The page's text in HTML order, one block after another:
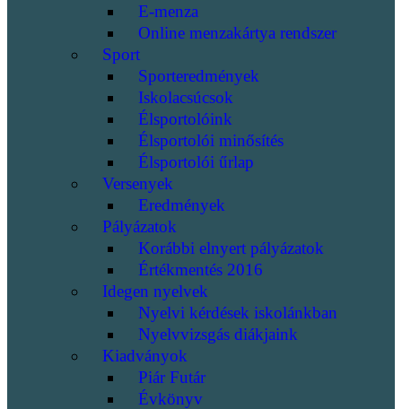
E-menza
Online menzakártya rendszer
Sport
Sporteredmények
Iskolacsúcsok
Élsportolóink
Élsportolói minősítés
Élsportolói űrlap
Versenyek
Eredmények
Pályázatok
Korábbi elnyert pályázatok
Értékmentés 2016
Idegen nyelvek
Nyelvi kérdések iskolánkban
Nyelvvizsgás diákjaink
Kiadványok
Piár Futár
Évkönyv